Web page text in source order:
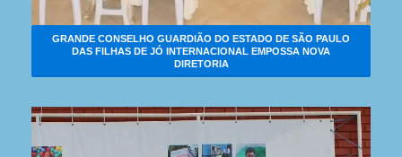
GRANDE CONSELHO GUARDIÃO DO ESTADO DE SÃO PAULO
DAS FILHAS DE JÓ INTERNACIONAL EMPOSSA NOVA
DIRETORIA